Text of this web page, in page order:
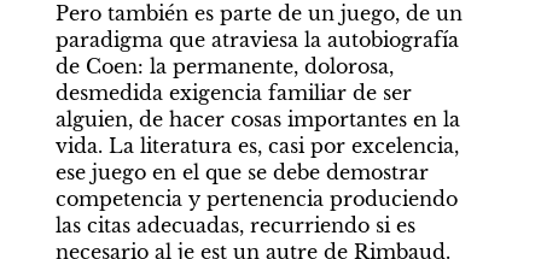
Pero también es parte de un juego, de un
paradigma que atraviesa la autobiografía
de Coen: la permanente, dolorosa,
desmedida exigencia familiar de ser
alguien, de hacer cosas importantes en la
vida. La literatura es, casi por excelencia,
ese juego en el que se debe demostrar
competencia y pertenencia produciendo
las citas adecuadas, recurriendo si es
necesario al je est un autre de Rimbaud.